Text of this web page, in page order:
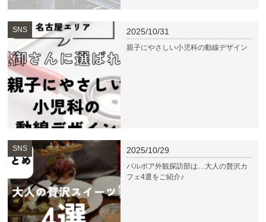
SNS 2025/10/31
親子にやさしい小児科の動線デザイン
SNS 2025/10/29
バルボア外観探訪部は…大人の贅沢カ
フェ4選をご紹介♪